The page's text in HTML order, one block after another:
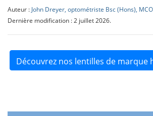
Auteur : John Dreyer, optométriste Bsc (Hons),
Dernière modification : 2 juillet 2026.
Découvrez nos lentilles de marque